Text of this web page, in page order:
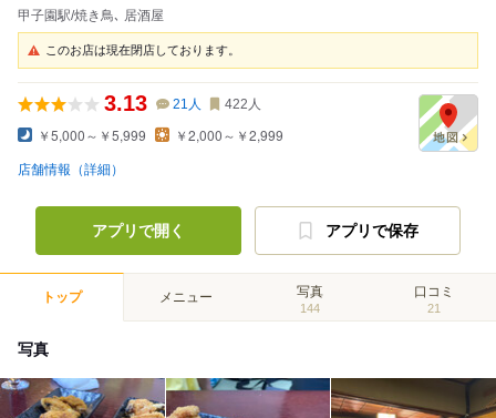
甲子園駅/焼き鳥､ 居酒屋
このお店は現在閉店しております。
3.13 21 人 422 人
￥5,000～￥5,999 ￥2,000～￥2,999
店舗情報（詳細）
アプリで開く アプリで保存
トップ メニュー 写真
144
口コミ
21
写真